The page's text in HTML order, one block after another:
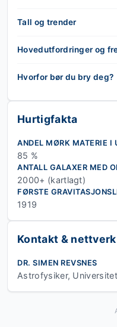
Tall og trender
Hovedutfordringer og
Hvorfor bør du bry deg?
Hurtigfakta
ANDEL MØRK MATERIE I
85 %
ANTALL GALAXER MED
2000+ (kartlagt)
FØRSTE
1919
Kontakt & nettverk
DR. SIMEN REVSNES
Astrofysiker,